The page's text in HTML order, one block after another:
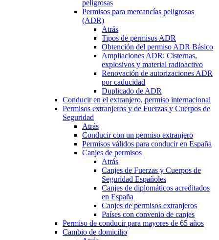
peligrosas
Permisos para mercancías peligrosas
(ADR)
Atrás
Tipos de permisos ADR
Obtención del permiso ADR Básico
Ampliaciones ADR: Cisternas,
explosivos y material radioactivo
Renovación de autorizaciones ADR
por caducidad
Duplicado de ADR
Conducir en el extranjero, permiso internacional
Permisos extranjeros y de Fuerzas y Cuerpos de
Seguridad
Atrás
Conducir con un permiso extranjero
Permisos válidos para conducir en España
Canjes de permisos
Atrás
Canjes de Fuerzas y Cuerpos de
Seguridad Españoles
Canjes de diplomáticos acreditados
en España
Canjes de permisos extranjeros
Países con convenio de canjes
Permiso de conducir para mayores de 65 años
Cambio de domicilio